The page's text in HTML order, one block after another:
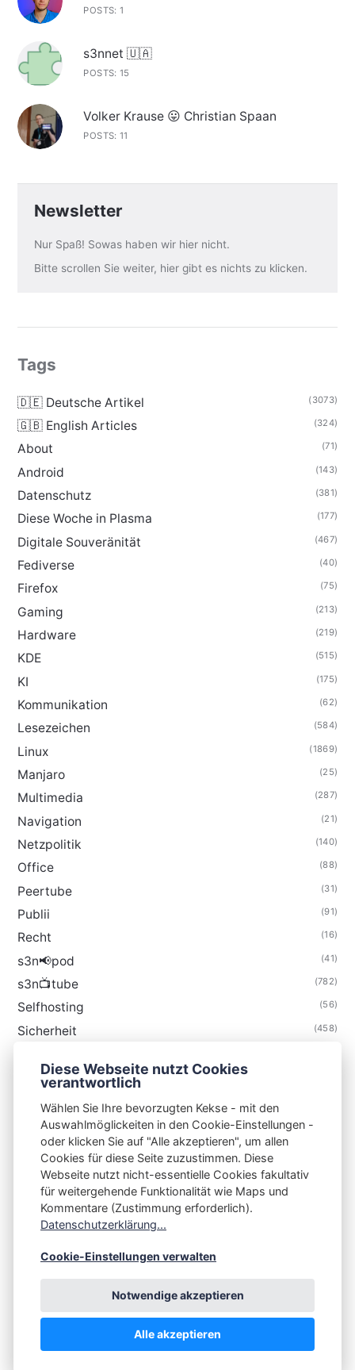
POSTS: 1
s3nnet 🇺🇦
POSTS: 15
Volker Krause 😛 Christian Spaan
POSTS: 11
Newsletter
Nur Spaß! Sowas haben wir hier nicht.
Bitte scrollen Sie weiter, hier gibt es nichts zu klicken.
Tags
🇩🇪 Deutsche Artikel (3073)
🇬🇧 English Articles (324)
About (71)
Android (143)
Datenschutz (381)
Diese Woche in Plasma (177)
Digitale Souveränität (467)
Fediverse (40)
Firefox (75)
Gaming (213)
Hardware (219)
KDE (515)
KI (175)
Kommunikation (62)
Lesezeichen (584)
Linux (1869)
Manjaro (25)
Multimedia (287)
Navigation (21)
Netzpolitik (140)
Office (88)
Peertube (31)
Publii (91)
Recht (16)
s3n📢pod (41)
s3n📺tube (782)
Selfhosting (56)
Sicherheit (458)
Thunderbird
S3N🧩NET
Integrating Open-Source Blog Network (iOSBN)
Impressum
Kontakt
💪by☕ ❤️ & Publii CMS
Diese Webseite nutzt Cookies
verantwortlich
Wählen Sie Ihre bevorzugten Kekse - mit den
Auswahlmöglickeiten in den Cookie-Einstellungen -
oder klicken Sie auf "Alle akzeptieren", um allen
Cookies für diese Seite zuzustimmen. Diese
Webseite nutzt nicht-essentielle Cookies fakultativ
für weitergehende Funktionalität wie Maps und
Kommentare (Zustimmung erforderlich).
Datenschutzerklärung...
Cookie-Einstellungen verwalten
Notwendige akzeptieren
Alle akzeptieren